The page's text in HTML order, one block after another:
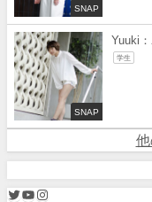
SNAP
SNAP
Yuuki
学生